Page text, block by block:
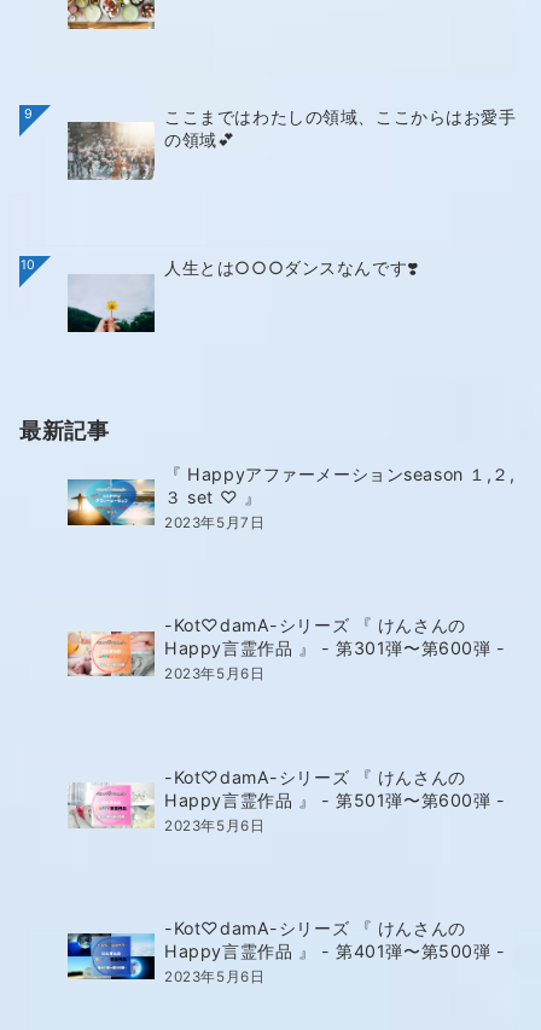
9
ここまではわたしの領域、ここからはお愛手
の領域💕
10 人生とは○○○ダンスなんです❣️
最新記事
『 Happyアファーメーションseason １,２,
３ set ♡ 』
2023年5月7日
-Kot♡damA-シリーズ 『 けんさんの
Happy言霊作品 』 - 第301弾〜第600弾 -
2023年5月6日
-Kot♡damA-シリーズ 『 けんさんの
Happy言霊作品 』 - 第501弾〜第600弾 -
2023年5月6日
-Kot♡damA-シリーズ 『 けんさんの
Happy言霊作品 』 - 第401弾〜第500弾 -
2023年5月6日